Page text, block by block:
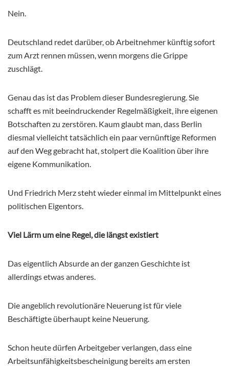
Nein.
Deutschland redet darüber, ob Arbeitnehmer künftig sofort
zum Arzt rennen müssen, wenn morgens die Grippe
zuschlägt.
Genau das ist das Problem dieser Bundesregierung. Sie
schafft es mit beeindruckender Regelmäßigkeit, ihre eigenen
Botschaften zu zerstören. Kaum glaubt man, dass Berlin
diesmal vielleicht tatsächlich ein paar vernünftige Reformen
auf den Weg gebracht hat, stolpert die Koalition über ihre
eigene Kommunikation.
Und Friedrich Merz steht wieder einmal im Mittelpunkt eines
politischen Eigentors.
Viel Lärm um eine Regel, die längst existiert
Das eigentlich Absurde an der ganzen Geschichte ist
allerdings etwas anderes.
Die angeblich revolutionäre Neuerung ist für viele
Beschäftigte überhaupt keine Neuerung.
Schon heute dürfen Arbeitgeber verlangen, dass eine
Arbeitsunfähigkeitsbescheinigung bereits am ersten